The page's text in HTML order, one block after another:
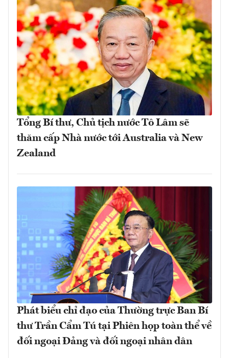
Tổng Bí thư, Chủ tịch nước Tô Lâm sẽ
thăm cấp Nhà nước tới Australia và New
Zealand
Phát biểu chỉ đạo của Thường trực Ban Bí
thư Trần Cẩm Tú tại Phiên họp toàn thể về
đối ngoại Đảng và đối ngoại nhân dân